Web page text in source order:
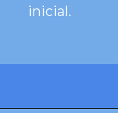
inicial.